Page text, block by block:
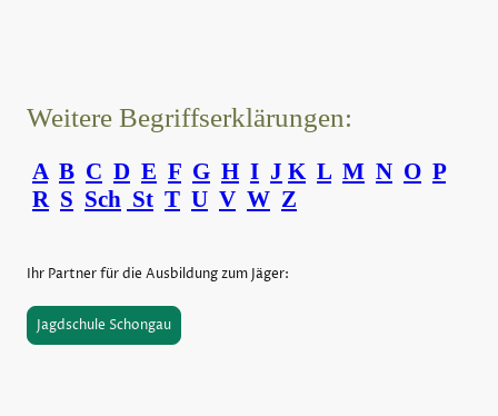
Weitere Begriffserklärungen:
A B C D E F G H I J K L M N O P
R S Sch St T U V W Z
Ihr Partner für die Ausbildung zum Jäger:
Jagdschule Schongau